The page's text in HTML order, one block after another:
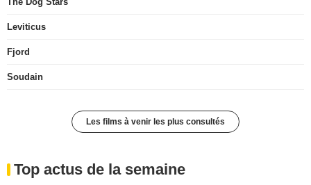
Leviticus
Fjord
Soudain
Les films à venir les plus consultés
Top actus de la semaine